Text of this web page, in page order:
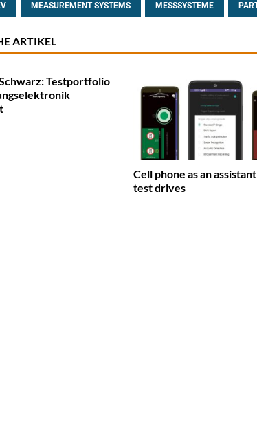
MEASUREMENT SYSTEMS MESSSYSTEME
ARTIKEL
Testportfolio
Cell phone as an
test drives